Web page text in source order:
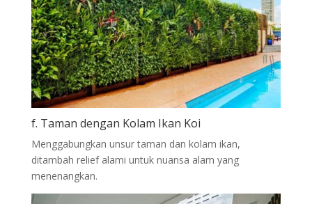
f. Taman dengan Kolam Ikan Koi
Menggabungkan unsur taman dan kolam ikan,
ditambah relief alami untuk nuansa alam yang
menenangkan.